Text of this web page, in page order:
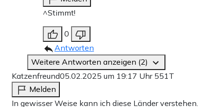
^Stimmt!
0
Antworten
Weitere Antworten anzeigen (2)
Katzenfreund05.02.2025 um 19:17 Uhr 551T
Melden
In gewisser Weise kann ich diese Länder verstehen.